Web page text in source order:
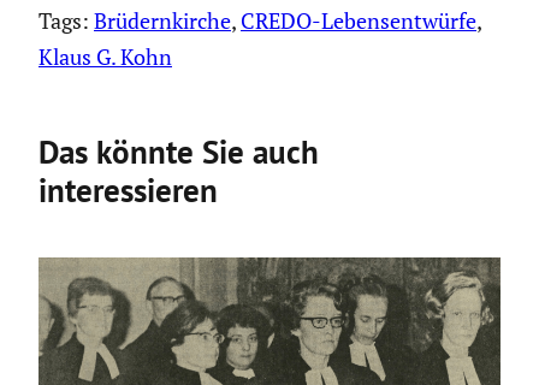
Tags: Brüdernkirche, CREDO-Lebensentwürfe
Klaus G. Kohn
Das könnte Sie auch
interessieren